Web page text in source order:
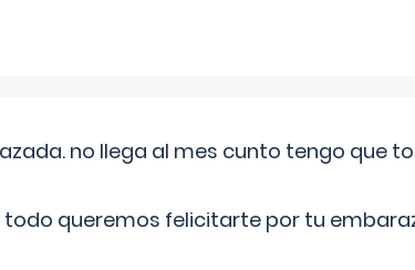
no llega al mes cunto tengo que
todo queremos felicitarte por tu